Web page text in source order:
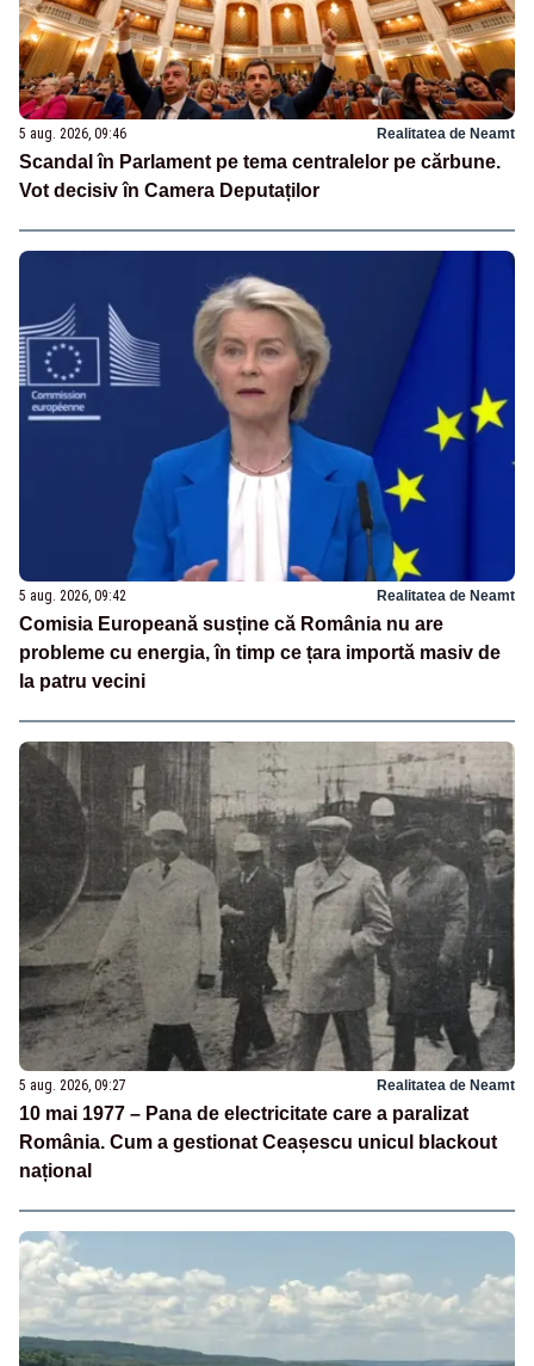
5 aug. 2026, 09:46 Realitatea de Neamt
Scandal în Parlament pe tema centralelor pe cărbune.
Vot decisiv în Camera Deputaților
5 aug. 2026, 09:42 Realitatea de Neamt
Comisia Europeană susține că România nu are
probleme cu energia, în timp ce țara importă masiv de
la patru vecini
5 aug. 2026, 09:27 Realitatea de Neamt
10 mai 1977 – Pana de electricitate care a paralizat
România. Cum a gestionat Ceașescu unicul blackout
național